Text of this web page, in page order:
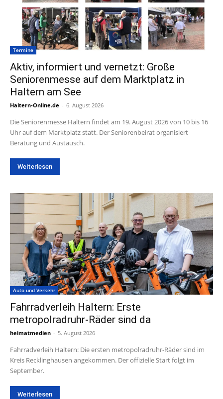
Termine
Aktiv, informiert und vernetzt: Große
Seniorenmesse auf dem Marktplatz in
Haltern am See
Haltern-Online.de - 6. August 2026
Die Seniorenmesse Haltern findet am 19. August 2026 von 10 bis 16
Uhr auf dem Marktplatz statt. Der Seniorenbeirat organisiert
Beratung und Austausch.
Weiterlesen
Auto und Verkehr
Fahrradverleih Haltern: Erste
metropolradruhr-Räder sind da
heimatmedien - 5. August 2026
Fahrradverleih Haltern: Die ersten metropolradruhr-Räder sind im
Kreis Recklinghausen angekommen. Der offizielle Start folgt im
September.
Weiterlesen